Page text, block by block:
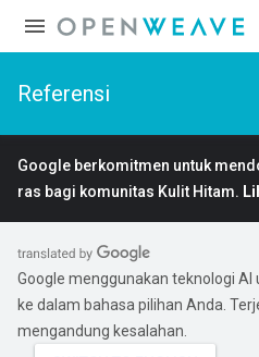
Referensi
Google berkomitmen untuk
ras bagi komunitas Kulit Hitam.
Google menggunakan teknologi
ke dalam bahasa pilihan Anda.
mengandung kesalahan.